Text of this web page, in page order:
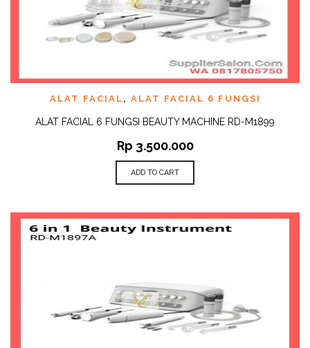
ALAT FACIAL , ALAT FACIAL 6 FUNGSI
ALAT FACIAL 6 FUNGSI BEAUTY MACHINE RD-M1899
Rp 3.500.000
ADD TO CART